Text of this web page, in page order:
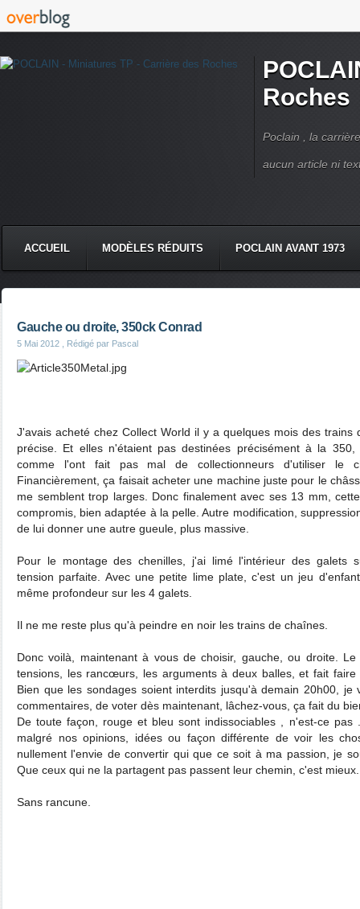
Roches
Poclain , la
aucun article ni
ACCUEIL MODÈLES RÉDUITS POCLAIN AVANT 1973
Gauche ou droite, 350ck Conrad
5 Mai 2012 , Rédigé par Pascal
J'avais acheté chez Collect World il y a quelques mois des trains
précise. Et elles n'étaient pas destinées précisément à la
comme l'ont fait pas mal de collectionneurs d'utiliser le
Financièrement, ça faisait acheter une machine juste pour le
me semblent trop larges. Donc finalement avec ses 13 mm,
compromis, bien adaptée à la pelle. Autre modification,
de lui donner une autre gueule, plus massive.
Pour le montage des chenilles, j'ai limé l'intérieur des galets
tension parfaite. Avec une petite lime plate, c'est un jeu
même profondeur sur les 4 galets.
Il ne me reste plus qu'à peindre en noir les trains de chaînes.
Donc voilà, maintenant à vous de choisir, gauche, ou droite.
tensions, les rancœurs, les arguments à deux balles, et fait
Bien que les sondages soient interdits jusqu'à demain 20h00, je
commentaires, de voter dès maintenant, lâchez-vous, ça fait du
De toute façon, rouge et bleu sont indissociables , n'est-ce
malgré nos opinions, idées ou façon différente de voir les
nullement l'envie de convertir qui que ce soit à ma passion, je
Que ceux qui ne la partagent pas passent leur chemin, c'est mieux.
Sans rancune.